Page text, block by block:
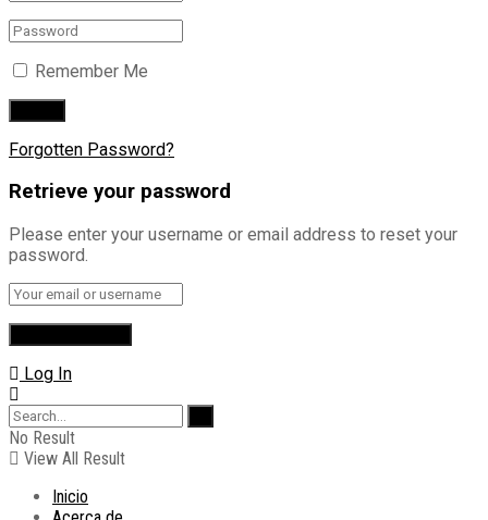
Remember Me
Forgotten Password?
Retrieve your password
Please enter your username or email address to reset your
password.
Log In
No Result
View All Result
Inicio